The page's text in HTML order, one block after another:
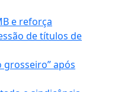
e reforça
de títulos de
grosseiro” após